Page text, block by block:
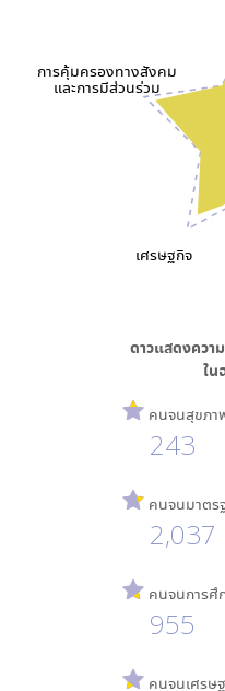
เศรษฐกิจ
การคุ้มครองทางสังคม
และการมีส่วนร่วม
ดาวแสดงควา
ใน
คนจนสุขภา
243
คนจนมาตร
2,037
คนจนการศึ
955
คนจนเศรษ